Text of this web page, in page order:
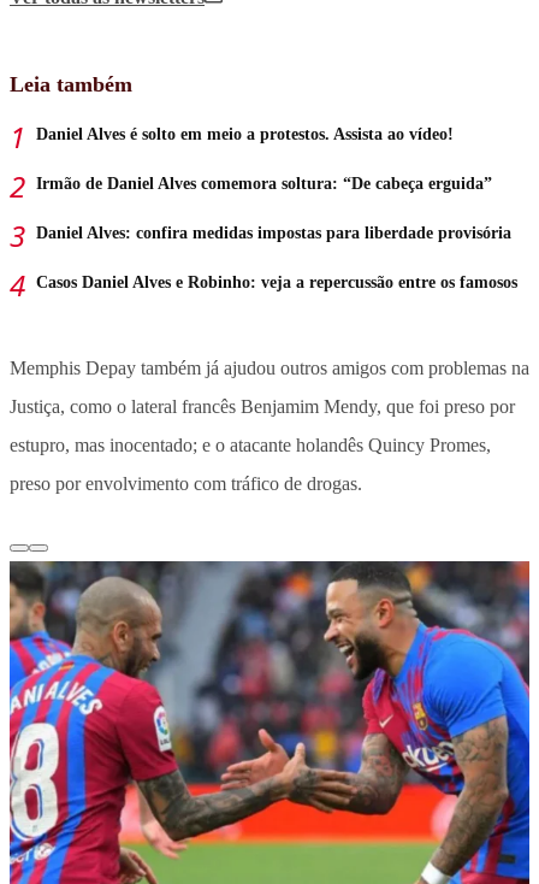
Leia também
Daniel Alves é solto em meio a protestos. Assista ao vídeo!
Irmão de Daniel Alves comemora soltura: “De cabeça erguida”
Daniel Alves: confira medidas impostas para liberdade provisória
Casos Daniel Alves e Robinho: veja a repercussão entre os famosos
Memphis Depay também já ajudou outros amigos com problemas na
Justiça, como o lateral francês Benjamim Mendy, que foi preso por
estupro, mas inocentado; e o atacante holandês Quincy Promes,
preso por envolvimento com tráfico de drogas.